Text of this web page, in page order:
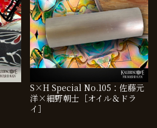
S×H Special No.105：佐藤元
洋×細野朝士［オイル＆ドラ
イ］